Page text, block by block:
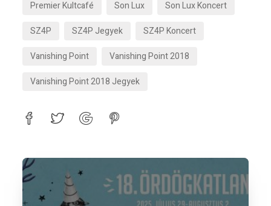
Premier Kultcafé
Son Lux
Son Lux Koncert
SZ4P
SZ4P Jegyek
SZ4P Koncert
Vanishing Point
Vanishing Point 2018
Vanishing Point 2018 Jegyek